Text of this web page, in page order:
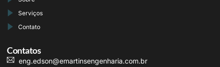
Serviços
Contato
Contatos
eng.edson@emartinsengenharia.com.br